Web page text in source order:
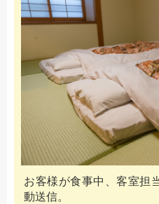
お客様が食事中、客室担
動送信。